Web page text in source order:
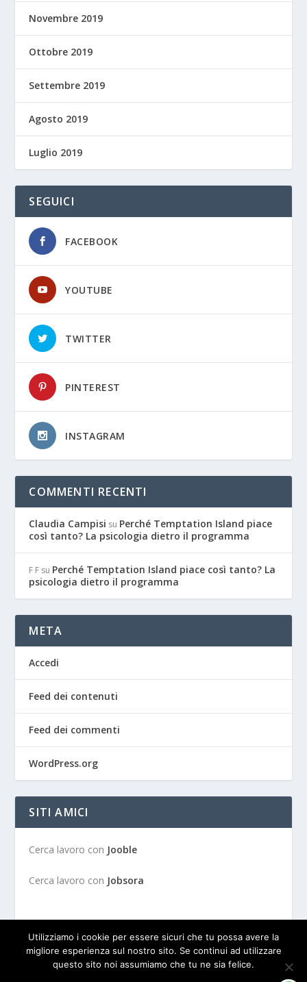
Novembre 2019
Ottobre 2019
Settembre 2019
Agosto 2019
Luglio 2019
SEGUICI
FACEBOOK
YOUTUBE
TWITTER
PINTEREST
INSTAGRAM
COMMENTI RECENTI
Claudia Campisi su Perché Temptation Island piace
così tanto? La psicologia dietro il programma
F F su Perché Temptation Island piace così tanto? La
psicologia dietro il programma
META
Accedi
Feed dei contenuti
Feed dei commenti
WordPress.org
SITI AMICI
Cerca lavoro con Jooble
Cerca lavoro con Jobsora
WordPress
Utilizziamo i cookie per essere sicuri che tu possa avere la
migliore esperienza sul nostro sito. Se continui ad utilizzare
questo sito noi assumiamo che tu ne sia felice.